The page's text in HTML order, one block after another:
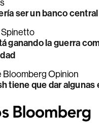
ser un banco
Spinetto
ganando la guerra
Bloomberg Opinion
tiene que dar